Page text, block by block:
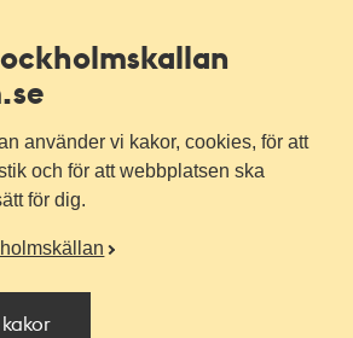
använder vi kakor, cookies, för att
och för att webbplatsen ska
för dig.